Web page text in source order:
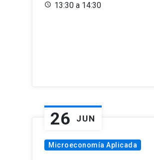
13:30 a 14:30
26 JUN
Microeconomía Aplicada